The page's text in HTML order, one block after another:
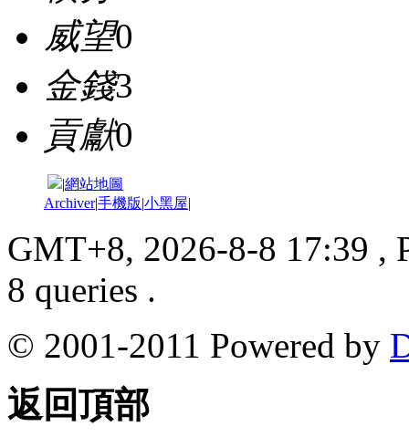
威望0
金錢3
貢獻0
|網站地圖
Archiver|手機版|小黑屋|
GMT+8, 2026-8-8 17:39 ,
8 queries .
© 2001-2011 Powered by
返回頂部